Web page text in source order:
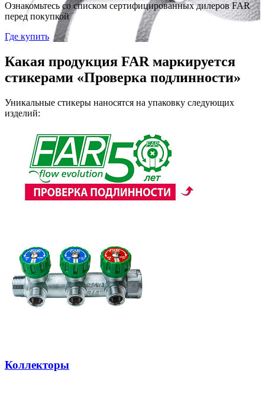
Ознакомьтесь со списком сертифицированных дилеров FAR
перед покупкой
Где купить
Какая продукция FAR маркируется
стикерами «Проверка подлинности»
Уникальные стикеры наносятся на упаковку следующих
изделий:
Коллекторы